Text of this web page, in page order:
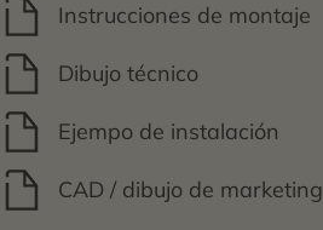
Instrucciones de montaje
Dibujo técnico
Ejempo de instalación
CAD / dibujo de marketing